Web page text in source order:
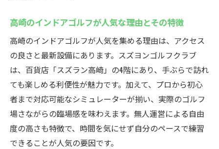
最新設備がゴルフレッスンに与える効果と
は
高崎市のインドアゴルフでスキルアップを実現
インドアゴルフスクールで実現する上達の
近道
プロ指導付きレッスンでテクニック向上を
実感
シミュレーター活用で自己分析力を高めよ
高崎のインドアゴルフが人気な理由とその特徴
高崎のインドアゴルフが人気を集める理由は、アクセス
の良さと最新設備にあります。スズヨンゴルフクラブ
は、百貨店「スズラン高崎」の4階にあり、手ぶらで訪れ
ても楽しめる利便性が魅力です。加えて、プロから初心
者まで対応可能なシミュレーターが揃い、実際のゴルフ
場さながらの臨場感を味わえます。無人運営による自由
度の高さも特徴で、時間を気にせず自分のペースで練習
できることが人気の要因です。